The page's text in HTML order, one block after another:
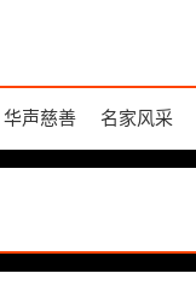
华声慈善 名家风采